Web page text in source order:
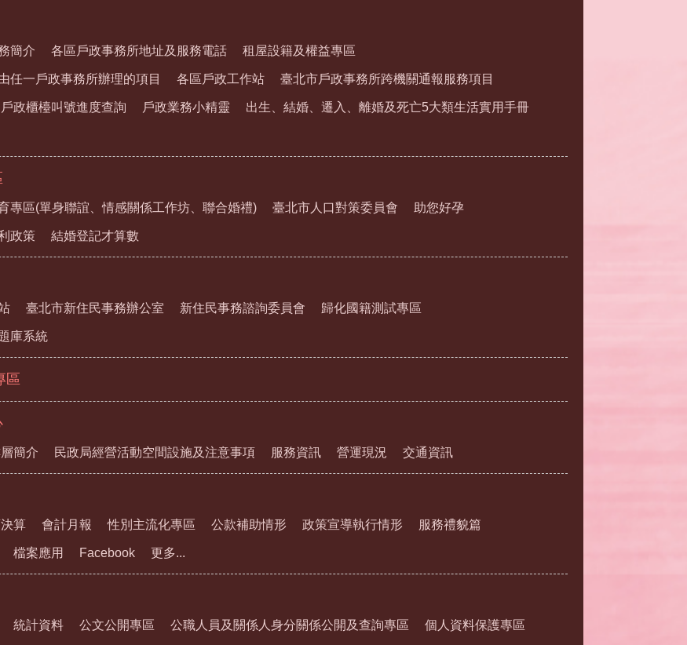
簡介 各區戶政事務所地址及服務電話 租屋設籍及權益專區
任一戶政事務所辦理的項目 各區戶政工作站 臺北市戶政事務所跨機關通報服務項目
戶政櫃檯叫號進度查詢 戶政業務小精靈 出生、結婚、遷入、離婚及死亡5大類生活實用手冊
專區(單身聯誼、情感關係工作坊、聯合婚禮) 臺北市人口對策委員會 助您好孕
政策 結婚登記才算數
臺北市新住民事務辦公室 新住民事務諮詢委員會 歸化國籍測試專區
庫系統
區
簡介 民政局經營活動空間設施及注意事項 服務資訊 營運現況 交通資訊
算 會計月報 性別主流化專區 公款補助情形 政策宣導執行情形 服務禮貌篇
檔案應用 Facebook 更多...
統計資料 公文公開專區 公職人員及關係人身分關係公開及查詢專區 個人資料保護專區